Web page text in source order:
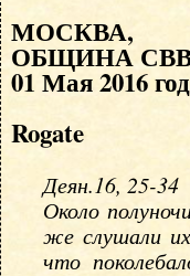
МОСКВА,
ОБЩИНА
01 Мая 2016
Rogate
Деян.16, 25-34
Около
же слушали
что